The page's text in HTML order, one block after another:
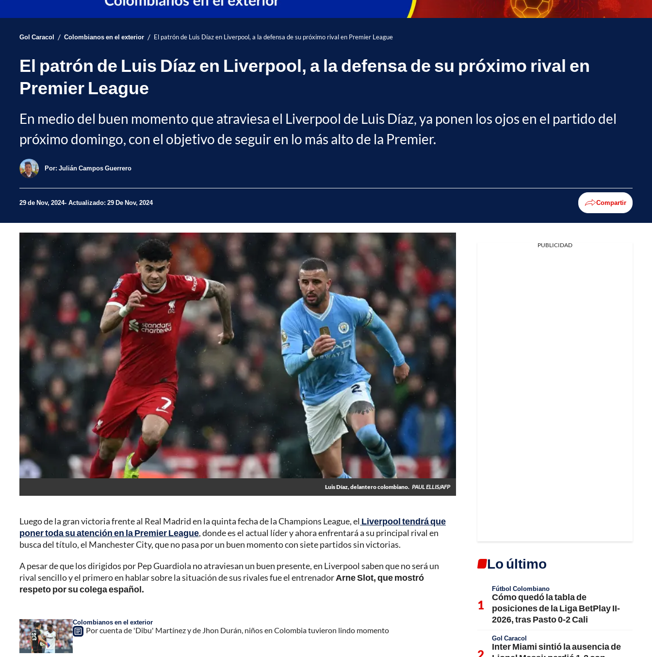
Gol Caracol / Colombianos en el exterior / El patrón de Luis Díaz en Liverpool, a la defensa de su próximo rival en Premier League
El patrón de Luis Díaz en Liverpool, a la defensa de su próximo rival en
Premier League
En medio del buen momento que atraviesa el Liverpool de Luis Díaz, ya ponen los ojos en el partido del
próximo domingo, con el objetivo de seguir en lo más alto de la Premier.
Por: Julián Campos Guerrero
29 de Nov, 2024 Actualizado: 29 De Nov, 2024 Compartir
Luis Díaz, delantero colombiano. PAUL ELLIS/AFP
Luego de la gran victoria frente al Real Madrid en la quinta fecha de la Champions League, el Liverpool tendrá que
poner toda su atención en la Premier League, donde es el actual líder y ahora enfrentará a su principal rival en
busca del título, el Manchester City, que no pasa por un buen momento con siete partidos sin victorias.
A pesar de que los dirigidos por Pep Guardiola no atraviesan un buen presente, en Liverpool saben que no será un
rival sencillo y el primero en hablar sobre la situación de sus rivales fue el entrenadorArne Slot, que mostró
respeto por su colega español.
Colombianos en el exterior
Por cuenta de 'Dibu' Martínez y de Jhon Durán, niños en Colombia tuvieron lindo momento
PUBLICIDAD
Lo último
Fútbol Colombiano
Cómo quedó la tabla de
posiciones de la Liga BetPlay II-
2026, tras Pasto 0-2 Cali
Gol Caracol
Inter Miami sintió la ausencia de